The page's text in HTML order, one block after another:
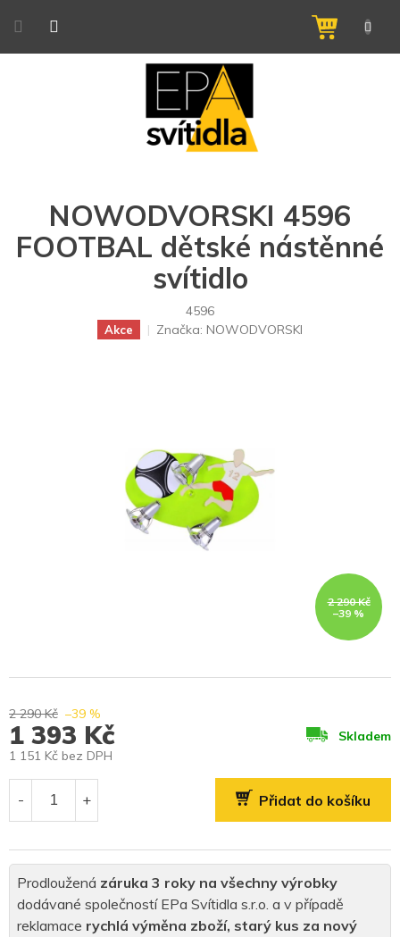
NÁKUPNÍ
KOŠÍK
NOWODVORSKI 4596
FOOTBAL dětské nástěnné
svítidlo
4596
Akce Značka: NOWODVORSKI
2 290 Kč
–39 %
Prodloužená záruka 3 roky na všechny výrobky
dodávané společností EPa Svítidla s.r.o. a v případě
reklamace rychlá výměna zboží, starý kus za nový
2 290 Kč –39 %
1 393 Kč
1 151 Kč bez DPH
Skladem
Přidat do košíku